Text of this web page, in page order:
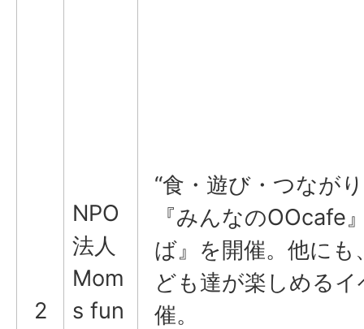
2
NPO
法人
Mom
s fun
“食・遊び・つなが
『みんなのOOcafe
ば』を開催。他にも
ども達が楽しめる
催。